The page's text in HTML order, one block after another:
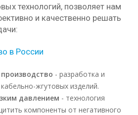
технологий, позволяет нам
и качественно решать
в России
- разработка и
жгутовых изделий.
давлением - технология
компоненты от негативного